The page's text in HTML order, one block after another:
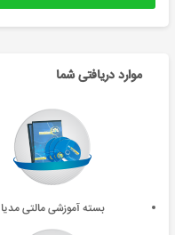
موارد دریافتی شما
بسته آموزشی مالتی مدیا